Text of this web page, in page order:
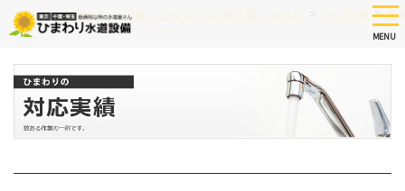
Skip
to
content
MENU
つまり、水漏れなど修理 ひまわり水道設備 HOME >東